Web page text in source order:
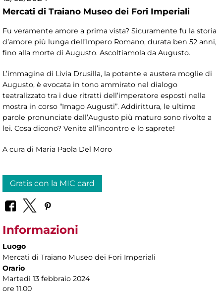
Mercati di Traiano Museo dei Fori Imperiali
Fu veramente amore a prima vista? Sicuramente fu la storia
d’amore più lunga dell’Impero Romano, durata ben 52 anni,
fino alla morte di Augusto. Ascoltiamola da Augusto.
L’immagine di Livia Drusilla, la potente e austera moglie di
Augusto, è evocata in tono ammirato nel dialogo
teatralizzato tra i due ritratti dell’imperatore esposti nella
mostra in corso “Imago Augusti”. Addirittura, le ultime
parole pronunciate dall’Augusto più maturo sono rivolte a
lei. Cosa dicono? Venite all’incontro e lo saprete!
A cura di Maria Paola Del Moro
Gratis con la MIC card
Informazioni
Luogo
Mercati di Traiano Museo dei Fori Imperiali
Orario
Martedì 13 febbraio 2024
ore 11.00